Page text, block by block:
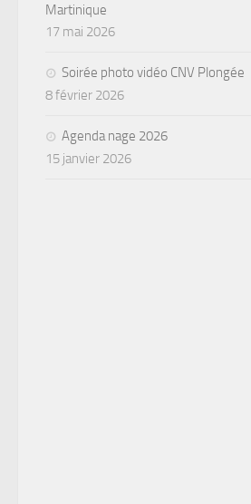
Martinique
17 mai 2026
Soirée photo vidéo CNV Plongée
8 février 2026
Agenda nage 2026
15 janvier 2026